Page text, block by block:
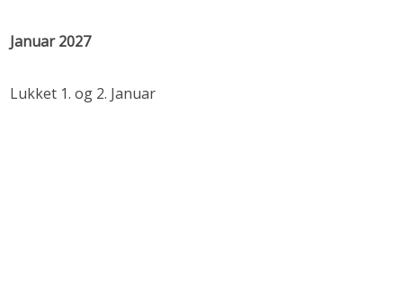
Januar 2027
Lukket 1. og 2. Januar